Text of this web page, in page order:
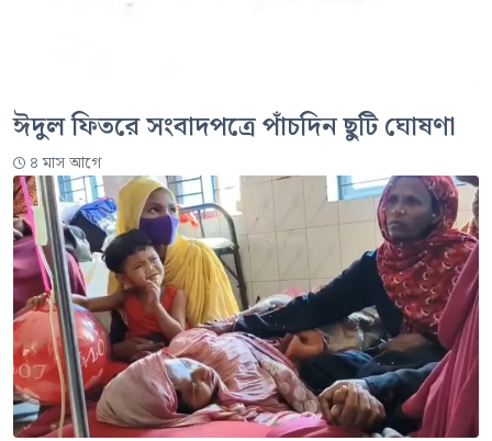
ঈদুল ফিতরে সংবাদপত্রে পাঁচদিন ছুটি ঘোষণা
৪ মাস আগে